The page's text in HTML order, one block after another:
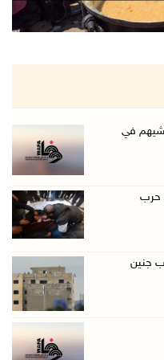
الله
مدخل قرية ...
غرب ...
خيام ...
في الأ ...
يطا جنو ...
في
بدء حرب
جنين